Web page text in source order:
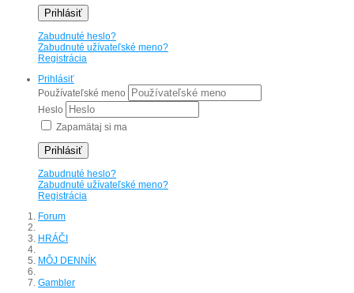
Prihlásiť
Zabudnuté heslo?
Zabudnuté užívateľské meno?
Registrácia
Prihlásiť
Používateľské meno
Heslo
Zapamätaj si ma
Prihlásiť
Zabudnuté heslo?
Zabudnuté užívateľské meno?
Registrácia
Forum
HRÁČI
MÔJ DENNÍK
Gambler